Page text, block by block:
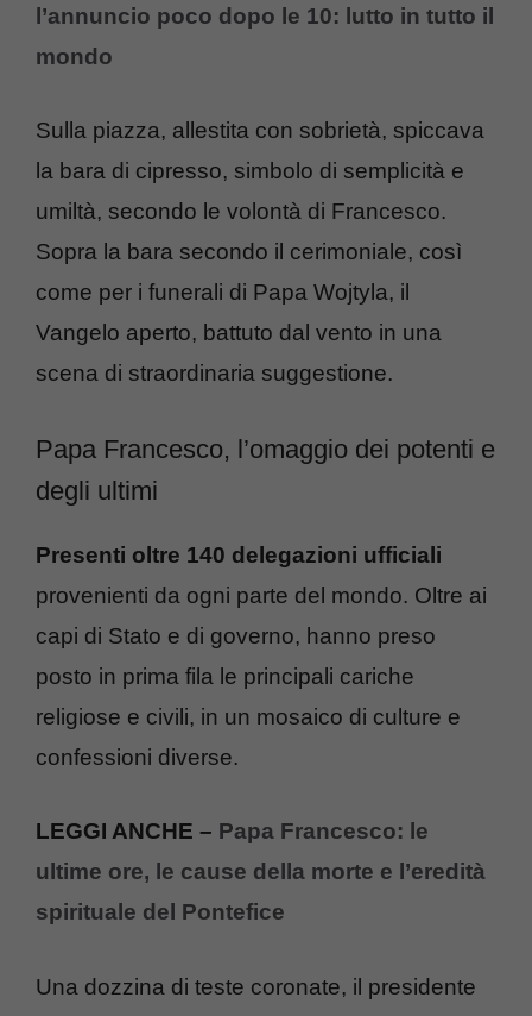
l’annuncio poco dopo le 10: lutto in tutto il
mondo
Sulla piazza, allestita con sobrietà, spiccava
la bara di cipresso, simbolo di semplicità e
umiltà, secondo le volontà di Francesco.
Sopra la bara secondo il cerimoniale, così
come per i funerali di Papa Wojtyla, il
Vangelo aperto, battuto dal vento in una
scena di straordinaria suggestione.
Papa Francesco, l’omaggio dei potenti e
degli ultimi
Presenti oltre 140 delegazioni ufficiali
provenienti da ogni parte del mondo. Oltre ai
capi di Stato e di governo, hanno preso
posto in prima fila le principali cariche
religiose e civili, in un mosaico di culture e
confessioni diverse.
LEGGI ANCHE – Papa Francesco: le
ultime ore, le cause della morte e l’eredità
spirituale del Pontefice
Una dozzina di teste coronate, il presidente